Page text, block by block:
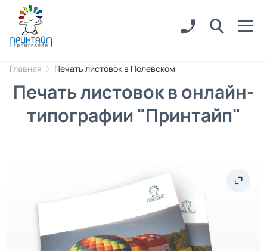
Главная Печать листовок в Полевском
Печать листовок в онлайн-
типографии "Принтайп"